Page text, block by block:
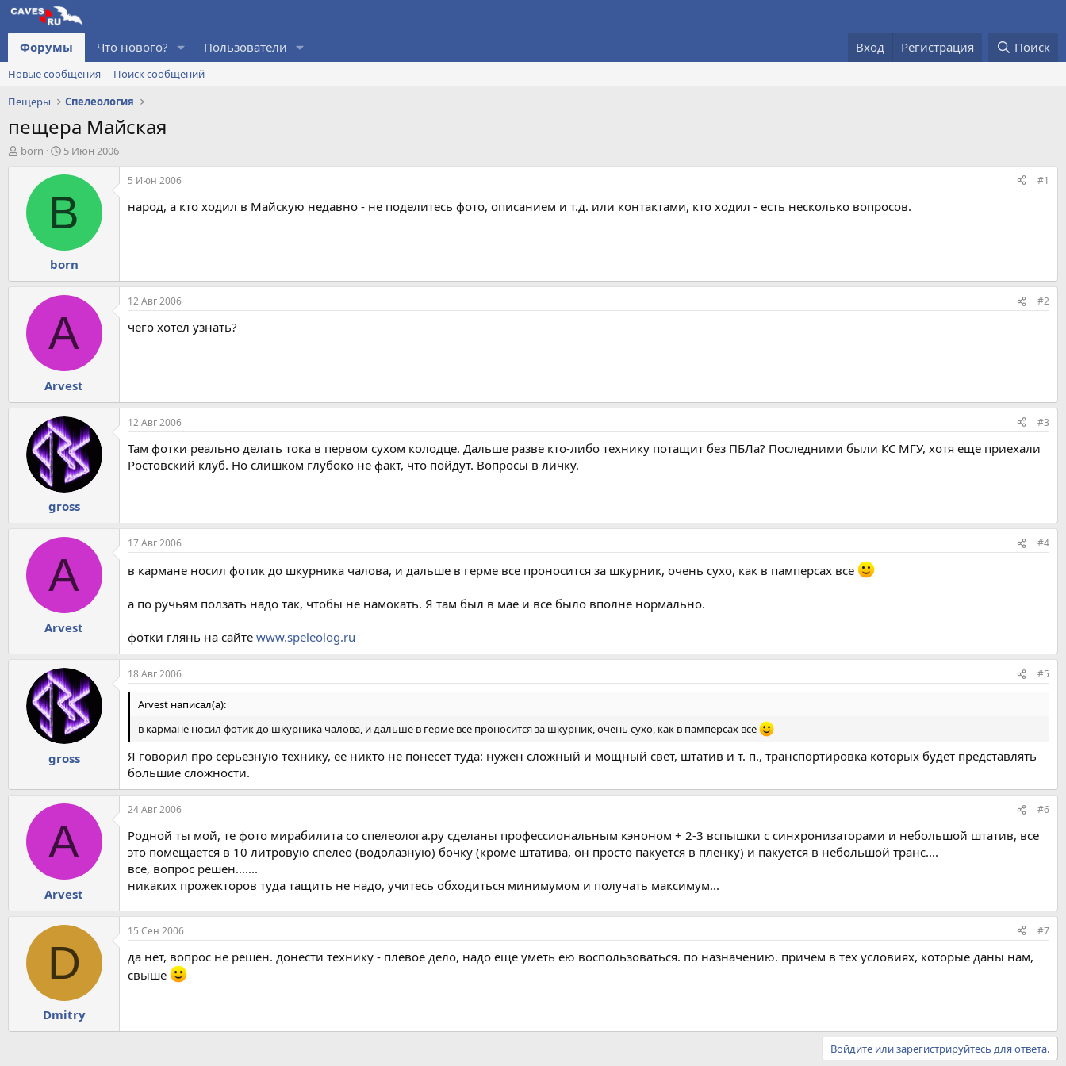
Форумы Что нового? Пользователи Вход Регистрация Поиск
Новые сообщения
Поиск сообщений
Пещеры
Спелеология
пещера Майская
А
born
Д
т
н
а
а
л
а
5 Июн 2006
B
born
5 Июн 2006 #1
народ, а кто ходил в Майскую недавно - не поделитесь фото, описанием и т.д. или контактами, кто ходил - есть несколько вопросов.
A
Arvest
12 Авг 2006 #2
чего хотел узнать?
gross
12 Авг 2006 #3
Там фотки реально делать тока в первом сухом колодце. Дальше разве кто-либо технику потащит без ПБЛа? Последними были КС МГУ, хотя еще приехали
Ростовский клуб. Но слишком глубоко не факт, что пойдут. Вопросы в личку.
A
Arvest
17 Авг 2006 #4
в кармане носил фотик до шкурника чалова, и дальше в герме все проносится за шкурник, очень сухо, как в памперсах все
а по ручьям ползать надо так, чтобы не намокать. Я там был в мае и все было вполне нормально.
фотки глянь на сайте www.speleolog.ru
gross
18 Авг 2006 #5
Arvest написал(а):
в кармане носил фотик до шкурника чалова, и дальше в герме все проносится за шкурник, очень сухо, как в памперсах все
Я говорил про серьезную технику, ее никто не понесет туда: нужен сложный и мощный свет, штатив и т. п., транспортировка которых будет представлять
большие сложности.
A
Arvest
24 Авг 2006 #6
Родной ты мой, те фото мирабилита со спелеолога.ру сделаны профессиональным кэноном + 2-3 вспышки с синхронизаторами и небольшой штатив, все
это помещается в 10 литровую спелео (водолазную) бочку (кроме штатива, он просто пакуется в пленку) и пакуется в небольшой транс....
все, вопрос решен.......
никаких прожекторов туда тащить не надо, учитесь обходиться минимумом и получать максимум...
D
Dmitry
15 Сен 2006 #7
да нет, вопрос не решён. донести технику - плёвое дело, надо ещё уметь ею воспользоваться. по назначению. причём в тех условиях, которые даны нам,
свыше
Войдите или зарегистрируйтесь для ответа.